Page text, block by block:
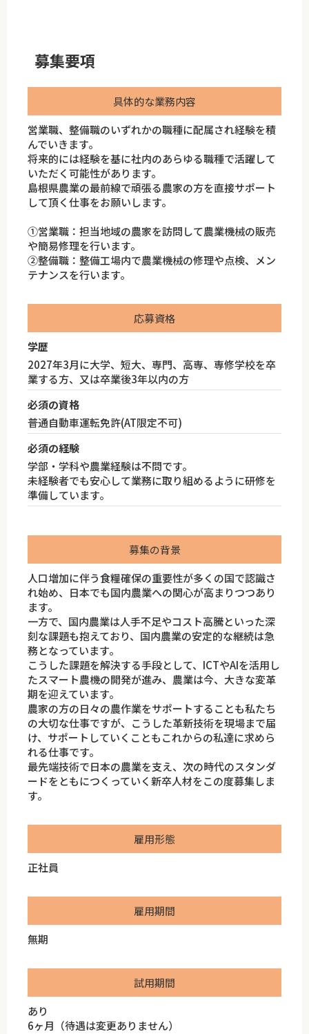
募集要項
具体的な業務内容
営業職、整備職のいずれかの職種に配属され経験を積
んでいきます。
将来的には経験を基に社内のあらゆる職種で活躍して
いただく可能性があります。
島根県農業の最前線で頑張る農家の方を直接サポート
して頂く仕事をお願いします。
➀営業職：担当地域の農家を訪問して農業機械の販売
や簡易修理を行います。
②整備職：整備工場内で農業機械の修理や点検、メン
テナンスを行います。
応募資格
学歴
2027年3月に大学、短大、専門、高専、専修学校を卒
業する方、又は卒業後3年以内の方
必須の資格
普通自動車運転免許(AT限定不可)
必須の経験
学部・学科や農業経験は不問です。
未経験者でも安心して業務に取り組めるように研修を
準備しています。
募集の背景
人口増加に伴う食糧確保の重要性が多くの国で認識さ
れ始め、日本でも国内農業への関心が高まりつつあり
ます。
一方で、国内農業は人手不足やコスト高騰といった深
刻な課題も抱えており、国内農業の安定的な継続は急
務となっています。
こうした課題を解決する手段として、ICTやAIを活用し
たスマート農機の開発が進み、農業は今、大きな変革
期を迎えています。
農家の方の日々の農作業をサポートすることも私たち
の大切な仕事ですが、こうした革新技術を現場まで届
け、サポートしていくこともこれからの私達に求めら
れる仕事です。
最先端技術で日本の農業を支え、次の時代のスタンダ
ードをともにつくっていく新卒人材をこの度募集しま
す。
雇用形態
正社員
雇用期間
無期
試用期間
あり
6ヶ月（待遇は変更ありません）